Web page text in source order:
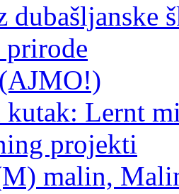
dubašljanske
kutak: Lernt
projekti
malin,